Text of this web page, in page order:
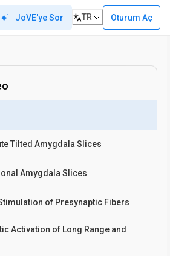
JoVE'ye Sor TR Oturum Aç
Tilted Amygdala Slices
Amygdala Slices
of Presynaptic Fibers
Activation of Long Range and